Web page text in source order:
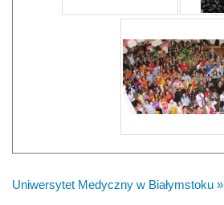
Uniwersytet Medyczny w Białymstoku »